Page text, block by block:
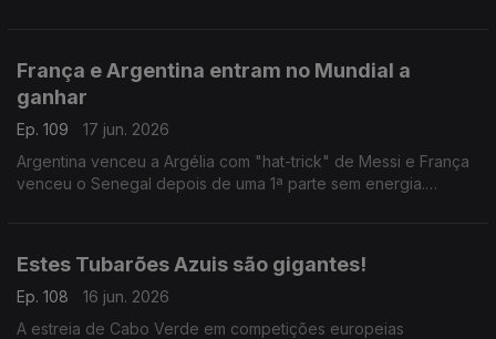
França e Argentina entram no Mundial a
ganhar
Ep. 109
17 jun. 2026
Argentina venceu a Argélia com "hat-trick" de Messi e França
venceu o Senegal depois de uma 1ª parte sem energia.
Estes Tubarões Azuis são gigantes!
Ep. 108
16 jun. 2026
A estreia de Cabo Verde em competições europeias